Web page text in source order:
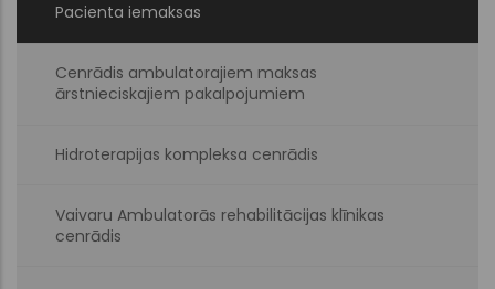
Pacienta iemaksas
Cenrādis ambulatorajiem maksas
ārstnieciskajiem pakalpojumiem
Hidroterapijas kompleksa cenrādis
Vaivaru Ambulatorās rehabilitācijas klīnikas
cenrādis